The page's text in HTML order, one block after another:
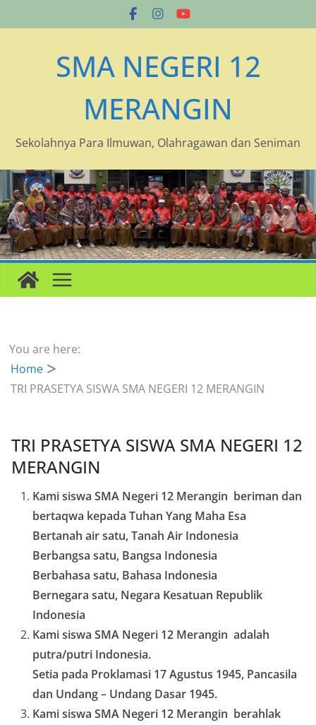
to
SMA NEGERI 12
MERANGIN
Sekolahnya Para Ilmuwan, Olahragawan dan Seniman
You are here:
Home
TRI PRASETYA SISWA SMA NEGERI 12 MERANGIN
TRI PRASETYA SISWA SMA NEGERI 12
MERANGIN
Kami siswa SMA Negeri 12 Merangin beriman dan
bertaqwa kepada Tuhan Yang Maha Esa
Bertanah air satu, Tanah Air Indonesia
Berbangsa satu, Bangsa Indonesia
Berbahasa satu, Bahasa Indonesia
Bernegara satu, Negara Kesatuan Republik
Indonesia
Kami siswa SMA Negeri 12 Merangin adalah
putra/putri Indonesia.
Setia pada Proklamasi 17 Agustus 1945, Pancasila
dan Undang – Undang Dasar 1945.
Kami siswa SMA Negeri 12 Merangin berahlak